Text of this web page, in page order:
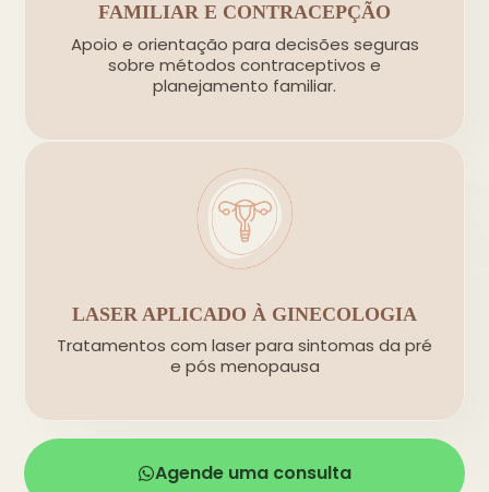
FAMILIAR E CONTRACEPÇÃO
Apoio e orientação para decisões seguras
sobre métodos contraceptivos e
planejamento familiar.
LASER APLICADO À GINECOLOGIA
Tratamentos com laser para sintomas da pré
e pós menopausa
Agende uma consulta